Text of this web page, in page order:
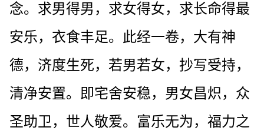
念。求男得男，求女得女，求长命得最
安乐，衣食丰足。此经一卷，大有神
德，济度生死，若男若女，抄写受持，
清净安置。即宅舍安稳，男女昌炽，众
圣助卫，世人敬爱。富乐无为，福力之